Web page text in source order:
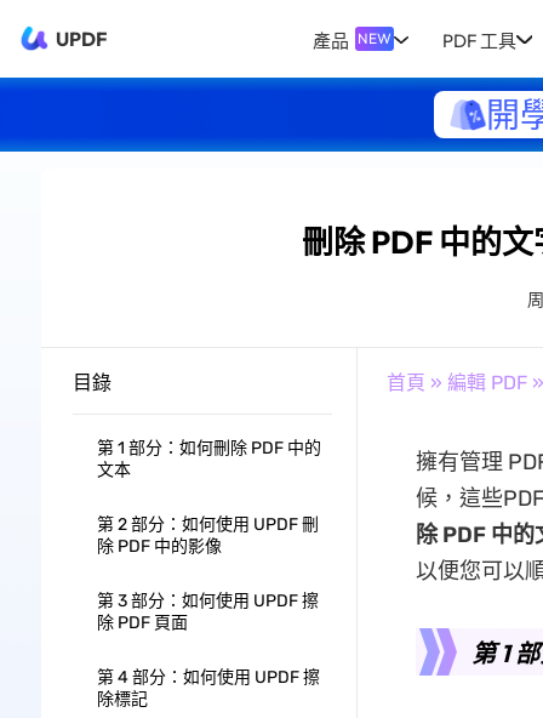
UPDF 產品 NEW PDF 工具
開
刪除 PDF 中的
目錄
第 1 部分：如何刪除 PDF 中的
文本
第 2 部分：如何使用 UPDF 刪
除 PDF 中的影像
第 3 部分：如何使用 UPDF 擦
除 PDF 頁面
第 4 部分：如何使用 UPDF 擦
除標記
首頁 » 編輯 PDF»
擁有管理
候，這些
除 PDF 中的
以便您可以
第 1